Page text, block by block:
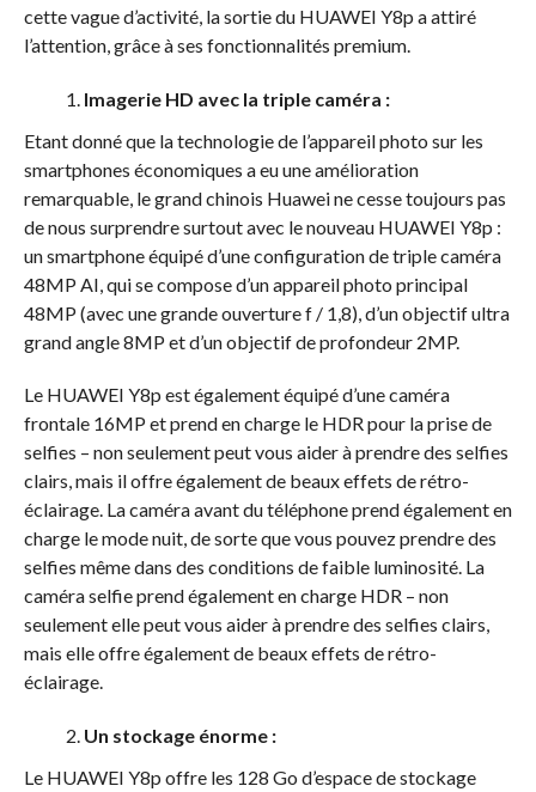
cette vague d’activité, la sortie du HUAWEI Y8p a attiré
l’attention, grâce à ses fonctionnalités premium.
Imagerie HD avec la triple caméra :
Etant donné que la technologie de l’appareil photo sur les
smartphones économiques a eu une amélioration
remarquable, le grand chinois Huawei ne cesse toujours pas
de nous surprendre surtout avec le nouveau HUAWEI Y8p :
un smartphone équipé d’une configuration de triple caméra
48MP AI, qui se compose d’un appareil photo principal
48MP (avec une grande ouverture f / 1,8), d’un objectif ultra
grand angle 8MP et d’un objectif de profondeur 2MP.
Le HUAWEI Y8p est également équipé d’une caméra
frontale 16MP et prend en charge le HDR pour la prise de
selfies – non seulement peut vous aider à prendre des selfies
clairs, mais il offre également de beaux effets de rétro-
éclairage. La caméra avant du téléphone prend également en
charge le mode nuit, de sorte que vous pouvez prendre des
selfies même dans des conditions de faible luminosité. La
caméra selfie prend également en charge HDR – non
seulement elle peut vous aider à prendre des selfies clairs,
mais elle offre également de beaux effets de rétro-
éclairage.
Un stockage énorme :
Le HUAWEI Y8p offre les 128 Go d’espace de stockage